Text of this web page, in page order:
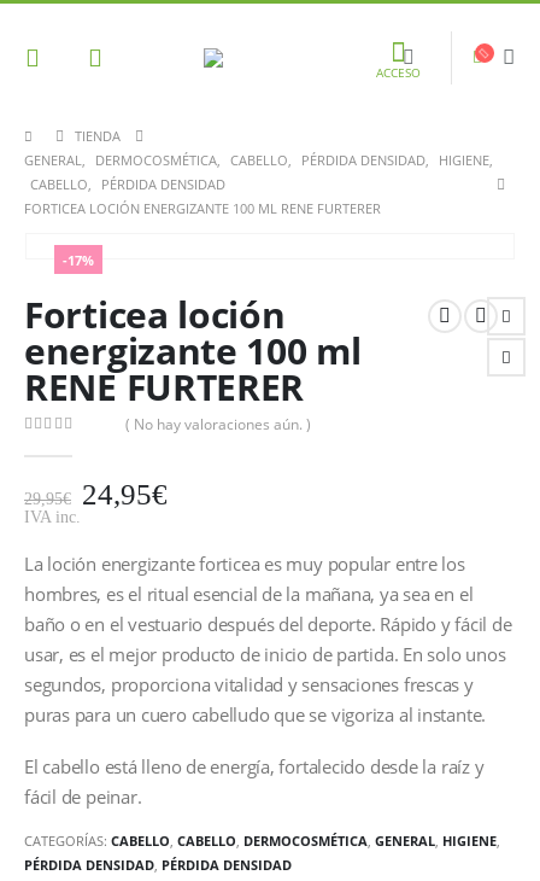
ACCESO
TIENDA
GENERAL, DERMOCOSMÉTICA, CABELLO, PÉRDIDA DENSIDAD, HIGIENE,
CABELLO,
PÉRDIDA DENSIDAD
FORTICEA LOCIÓN ENERGIZANTE 100 ML RENE FURTERER
-17%
Forticea loción
energizante 100 ml
RENE FURTERER
( No hay valoraciones aún. )
29,95€ 24,95€
IVA inc.
La loción energizante forticea es muy popular entre los
hombres, es el ritual esencial de la mañana, ya sea en el
baño o en el vestuario después del deporte. Rápido y fácil de
usar, es el mejor producto de inicio de partida. En solo unos
segundos, proporciona vitalidad y sensaciones frescas y
puras para un cuero cabelludo que se vigoriza al instante.
El cabello está lleno de energía, fortalecido desde la raíz y
fácil de peinar.
CATEGORÍAS: CABELLO CABELLO DERMOCOSMÉTICA GENERAL HIGIENE
PÉRDIDA DENSIDAD PÉRDIDA DENSIDAD